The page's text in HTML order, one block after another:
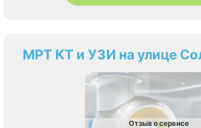
МРТ КТ и УЗИ на улице
Отзыв о сервисе